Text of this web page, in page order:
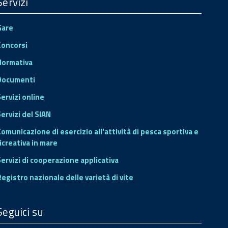
online
del SIAN
di esercizio all'attività di pesca sportiva e
in mare
di cooperazione applicativa
nazionale delle varietà di vite
su